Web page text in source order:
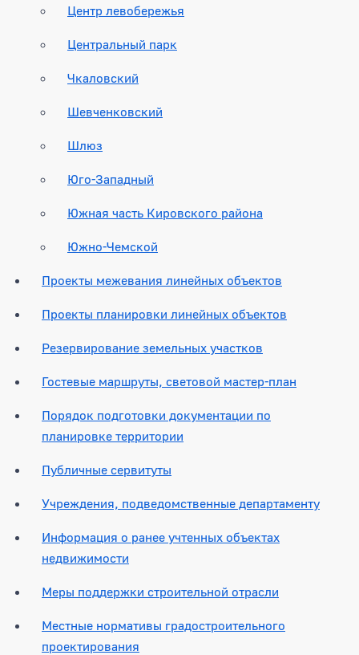
Центр левобережья
Центральный парк
Чкаловский
Шевченковский
Шлюз
Юго-Западный
Южная часть Кировского района
Южно-Чемской
Проекты межевания линейных объектов
Проекты планировки линейных объектов
Резервирование земельных участков
Гостевые маршруты, световой мастер-план
Порядок подготовки документации по
планировке территории
Публичные сервитуты
Учреждения, подведомственные департаменту
Информация о ранее учтенных объектах
недвижимости
Меры поддержки строительной отрасли
Местные нормативы градостроительного
проектирования